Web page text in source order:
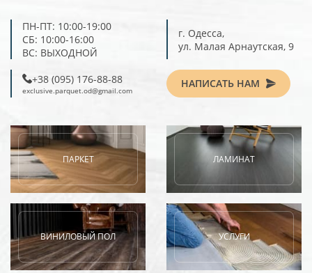
ПН-ПТ: 10:00-19:00
СБ: 10:00-16:00
ВС: ВЫХОДНОЙ
г. Одесса,
ул. Малая Арнаутская, 9
‎+38 (095) 176-88-88
exclusive.parquet.od@gmail.com
НАПИСАТЬ НАМ
ПАРКЕТ ЛАМИНАТ
ВИНИЛОВЫЙ ПОЛ УСЛУГИ